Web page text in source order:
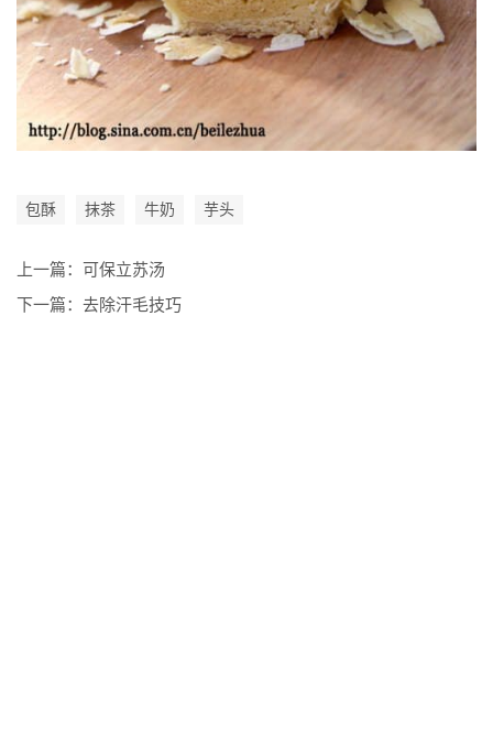
包酥 抹茶 牛奶 芋头
上一篇： 可保立苏汤
下一篇： 去除汗毛技巧